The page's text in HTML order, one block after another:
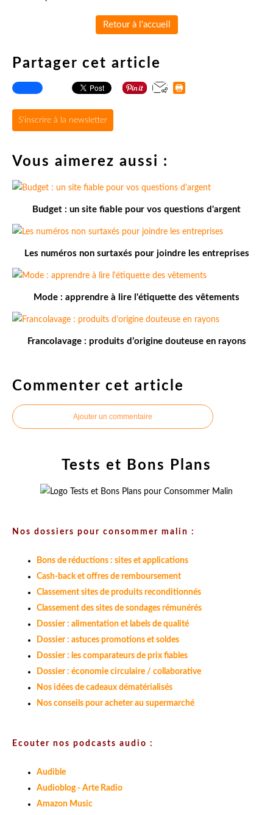
Retour à l'accueil
Partager cet article
S'inscrire à la newsletter
Vous aimerez aussi :
Budget : un site fiable pour vos questions d'argent
Les numéros non surtaxés pour joindre les entreprises
Mode : apprendre à lire l'étiquette des vêtements
Francolavage : produits d’origine douteuse en rayons
Commenter cet article
Ajouter un commentaire
Tests et Bons Plans
Nos dossiers pour consommer malin :
Bons de réductions : sites et applications
Cash-back et offres de remboursement
Classement sites de produits reconditionnés
Classement des sites de sondages rémunérés
Dossier : alimentation et labels de qualité
Dossier : astuces promotions et soldes
Dossier : les comparateurs de prix fiables
Dossier : économie circulaire / collaborative
Nos idées de cadeaux dématérialisés
Nos conseils pour acheter au supermarché
Ecouter nos podcasts audio :
Audible
Audioblog - Arte Radio
Amazon Music